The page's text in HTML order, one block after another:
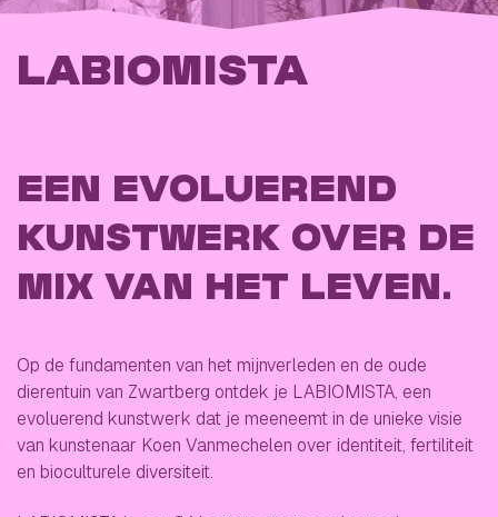
LABIOMISTA
EEN EVOLUEREND
KUNSTWERK OVER DE
MIX VAN HET LEVEN.
Op de fundamenten van het mijnverleden en de oude
dierentuin van Zwartberg ontdek je LABIOMISTA, een
evoluerend kunstwerk dat je meeneemt in de unieke visie
van kunstenaar Koen Vanmechelen over identiteit, fertiliteit
en bioculturele diversiteit.